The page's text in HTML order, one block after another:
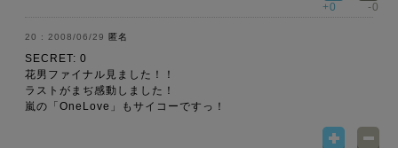
+0 -0
2008/06/29 匿名
SECRET: 0
花男ファイナル見ました！！
ラストがまぢ感動しました！
嵐の「OneLove」もサイコーですっ！